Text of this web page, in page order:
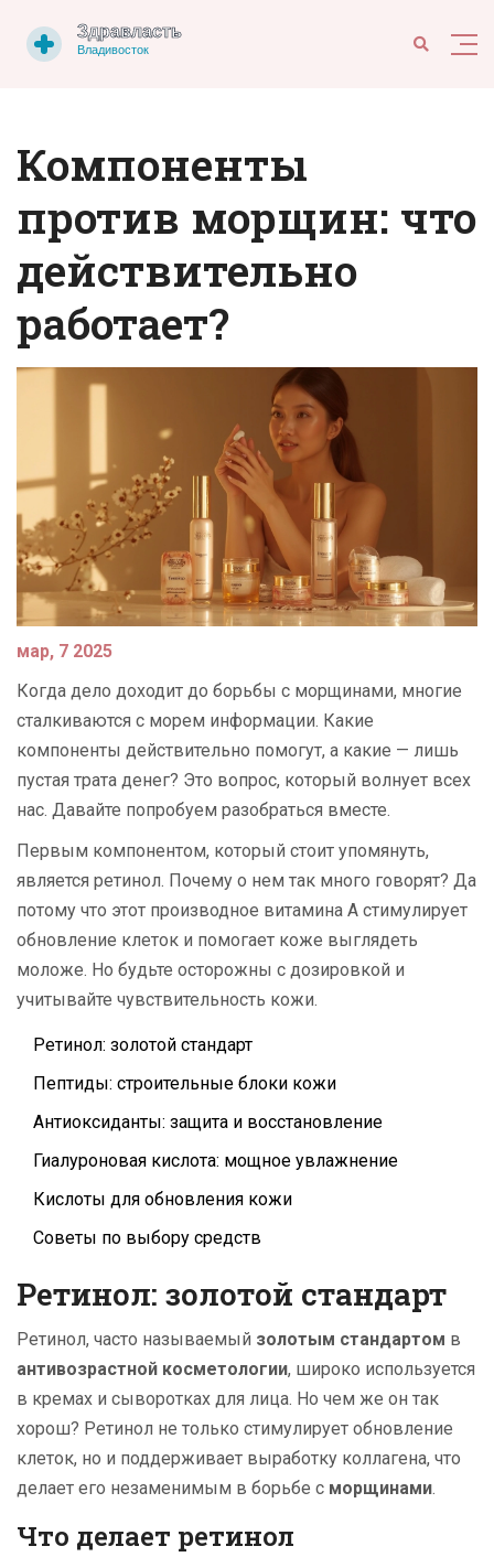
Компоненты
против морщин: что
действительно
работает?
мар, 7 2025
Когда дело доходит до борьбы с морщинами, многие
сталкиваются с морем информации. Какие
компоненты действительно помогут, а какие — лишь
пустая трата денег? Это вопрос, который волнует всех
нас. Давайте попробуем разобраться вместе.
Первым компонентом, который стоит упомянуть,
является ретинол. Почему о нем так много говорят? Да
потому что этот производное витамина А стимулирует
обновление клеток и помогает коже выглядеть
моложе. Но будьте осторожны с дозировкой и
учитывайте чувствительность кожи.
Ретинол: золотой стандарт
Пептиды: строительные блоки кожи
Антиоксиданты: защита и восстановление
Гиалуроновая кислота: мощное увлажнение
Кислоты для обновления кожи
Советы по выбору средств
Ретинол: золотой стандарт
Ретинол, часто называемый золотым стандартом в
антивозрастной косметологии, широко используется
в кремах и сыворотках для лица. Но чем же он так
хорош? Ретинол не только стимулирует обновление
клеток, но и поддерживает выработку коллагена, что
делает его незаменимым в борьбе с морщинами.
Что делает ретинол